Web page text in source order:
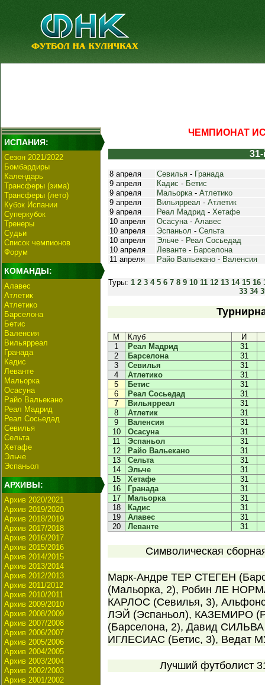
ИСПАНИЯ:
Сезон 2021/2022
Бомбардиры
Календарь
Трансферы (зима)
Трансферы (лето)
Кубок Испании
Суперкубок
Тренеры
Судьи
Список чемпионов
Форум
КОМАНДЫ:
Алавес
Атлетик
Атлетико
Барселона
Бетис
Валенсия
Вильярреал
Гранада
Кадис
Леванте
Мальорка
Осасуна
Райо Вальекано
Реал Мадрид
Реал Сосьедад
Севилья
Сельта
Хетафе
Эльче
Эспаньол
АРХИВЫ:
Архив 2020/2021
Архив 2019/2020
Архив 2018/2019
Архив 2017/2018
Архив 2016/2017
Архив 2015/2016
Архив 2014/2015
Архив 2013/2014
Архив 2012/2013
Архив 2011/2012
Архив 2010/2011
Архив 2009/2010
Архив 2008/2009
Архив 2007/2008
Архив 2006/2007
Архив 2005/2006
Архив 2004/2005
Архив 2003/2004
Архив 2002/2003
Архив 2001/2002
ЧЕМПИОНАТ
8 апреля Севилья - Гранада
9 апреля
Кадис - Бетис
9 апреля
Мальорка- Атлетико
9 апреля
Вильярреал - Атлетик
9 апреля
Реал Мадрид - Хетафе
10 апреля
Осасуна- Алавес
10 апреля
Эспаньол - Сельта
10 апреля
Эльче - Реал Сосьедад
10 апреля
Леванте - Барселона
11 апреля
Райо Вальекано - Валенсия
Туры: 1 2 3 4 5 6 7 8 9 10 11 12 13 14 15 16
33 34
М Клуб
И
1
Реал Мадрид
31
2
Барселона
31
3
Севилья
31
4
Атлетико
31
5
Бетис
31
6
Реал Сосьедад
31
7
Вильярреал
31
8
Атлетик
31
9
Валенсия
31
10
Осасуна
31
11
Эспаньол
31
12
Райо Вальекано
31
13
Сельта
31
14
Эльче
31
15
Хетафе
31
16
Гранада
31
17
Мальорка
31
18
Кадис
31
19
Алавес
31
20
Леванте 31
Символическая
Марк-Андре ТЕР СТЕГЕН
(Мальорка, 2), Робин ЛЕ
КАРЛОС (Севилья, 3),
ЛЭЙ (Эспаньол), КАЗЕМИРО
(Барселона, 2), Давид
ИГЛЕСИАС (Бетис, 3), Ведат
Лучший футболист